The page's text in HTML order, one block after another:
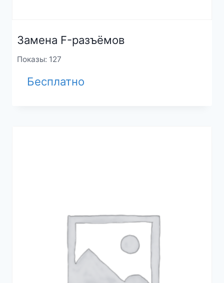
Замена F-разъёмов
Показы: 127
Бесплатно